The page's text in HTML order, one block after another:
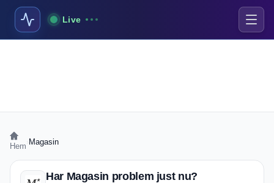
Live
Hem Magasin
Har Magasin problem just nu?